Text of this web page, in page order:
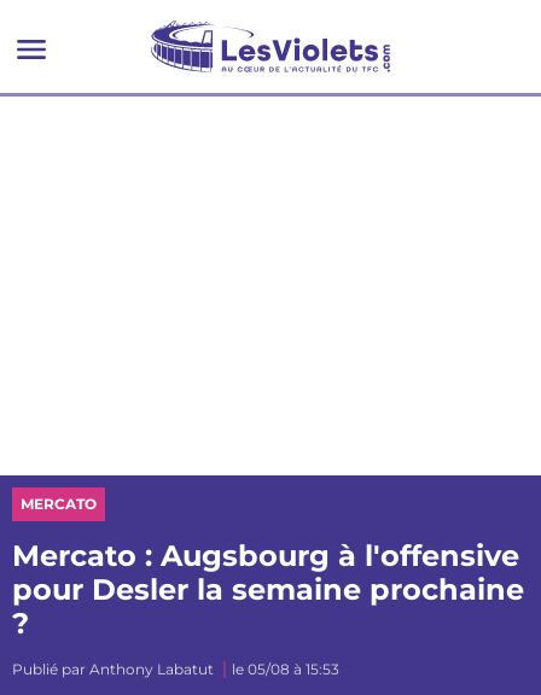
MERCATO
Mercato : Augsbourg à l'offensive
pour Desler la semaine prochaine
?
Publié par Anthony Labatut le 05/08 à 15:53